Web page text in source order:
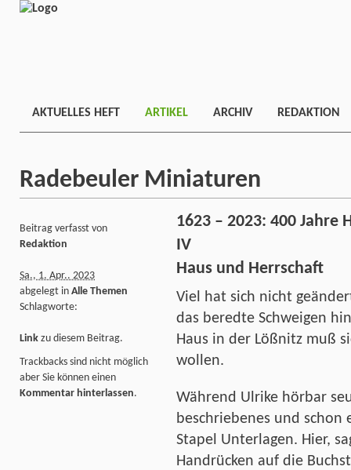
AKTUELLES HEFT ARTIKEL ARCHIV REDAKTION
Radebeuler Miniaturen
1623 – 2023: 400 Jahre
IV
Haus und Herrschaft
Viel hat sich nicht
das beredte Schweigen
Haus in der Lößnitz muß
wollen.
Während Ulrike hörbar
beschriebenes und schon
Stapel Unterlagen. Hier,
Handrücken auf die
Beitrag verfasst von
Redaktion
Sa., 1. Apr.. 2023
abgelegt in Alle Themen
Schlagworte:
Link zu diesem Beitrag.
Trackbacks sind nicht möglich
aber Sie können einen
Kommentar hinterlassen.